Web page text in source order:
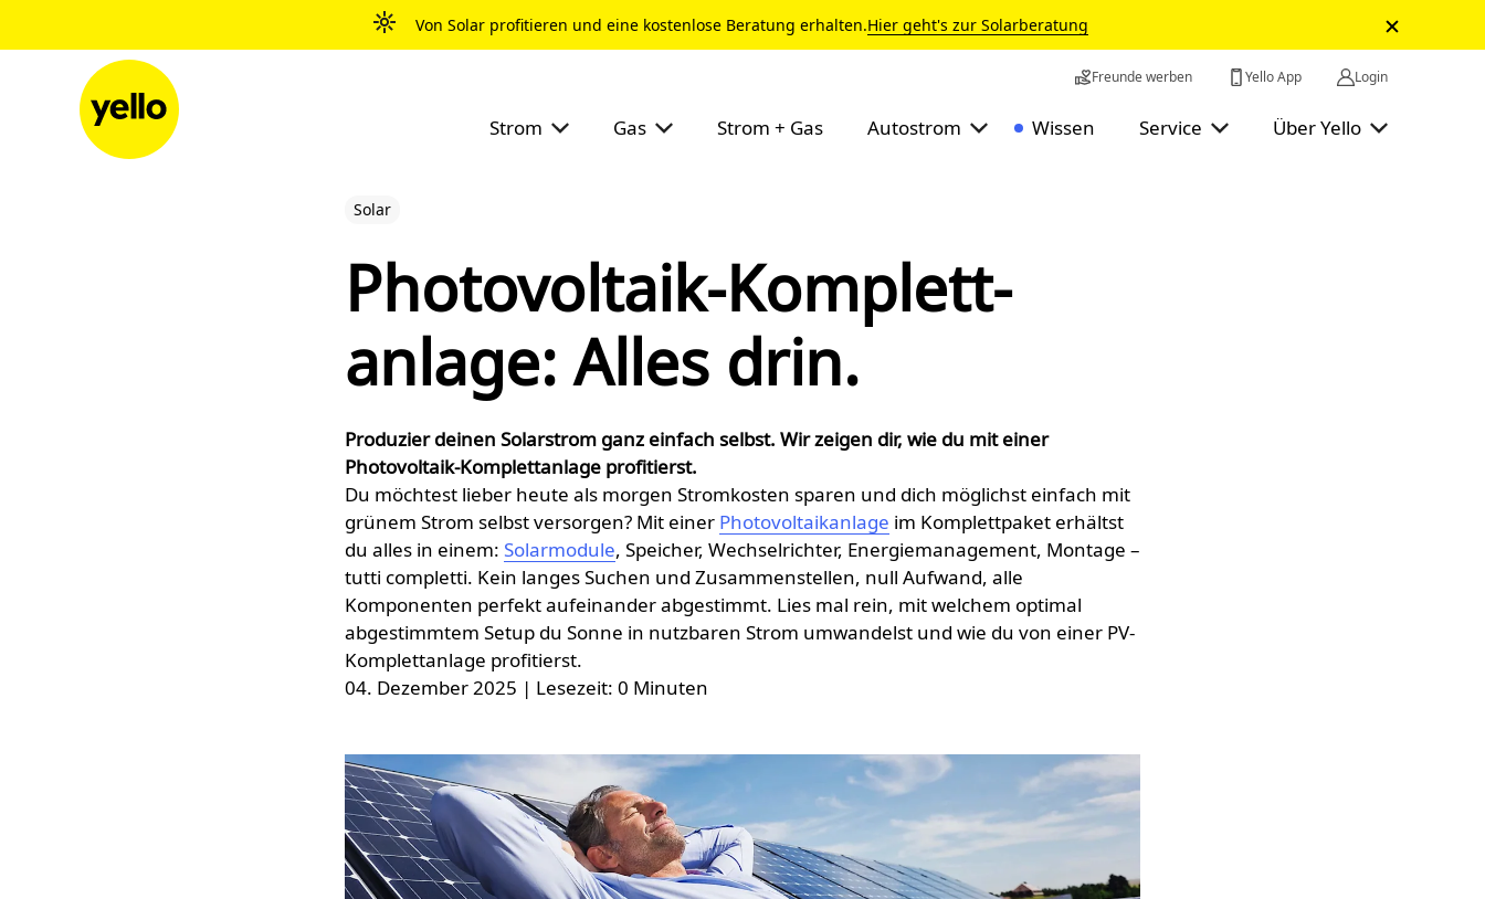
Von Solar profitieren und eine kostenlose Beratung erhalten.Hier geht's zur Solarberatung
Freunde werben Yello App Login
Strom Gas Strom + Gas Autostrom Wissen Service Über Yello
Solar
Photovoltaik-Komplett­
anlage: Alles drin.
Produzier deinen Solarstrom ganz einfach selbst. Wir zeigen dir, wie du mit einer
Photovoltaik-Komplettanlage profitierst.
Du möchtest lieber heute als morgen Stromkosten sparen und dich möglichst einfach mit
grünem Strom selbst versorgen? Mit einer Photovoltaikanlage im Komplettpaket erhältst
du alles in einem: Solarmodule, Speicher, Wechselrichter, Energiemanagement, Montage –
tutti completti. Kein langes Suchen und Zusammenstellen, null Aufwand, alle
Komponenten perfekt aufeinander abgestimmt. Lies mal rein, mit welchem optimal
abgestimmtem Setup du Sonne in nutzbaren Strom umwandelst und wie du von einer PV-
Komplettanlage profitierst.
04. Dezember 2025 | Lesezeit: 0 Minuten